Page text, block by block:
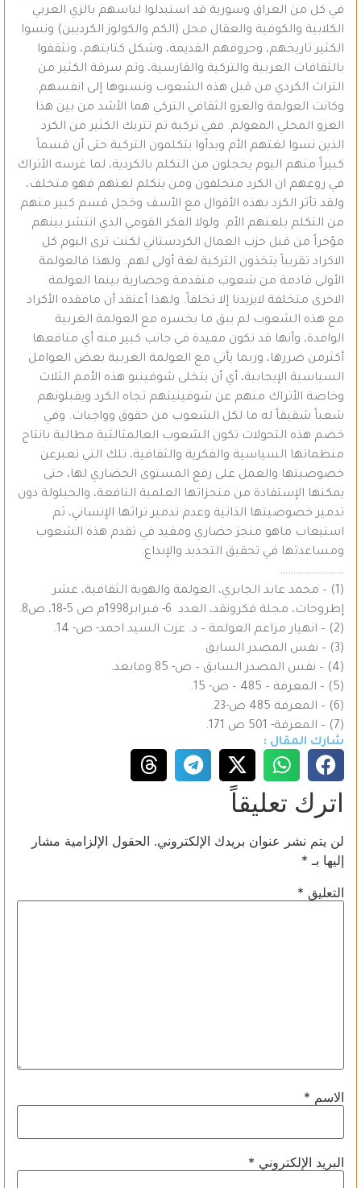
في كل من العراق وسورية قد استبدلوا لباسهم بالزي العربي
الكلابية والكوفية والعقال محل (الكم والكولوز الكرديين) ونسوا
الكثير تاريخهم، وحروفهم القديمة، وشكل كتابتهم، وتثقفوا
بالثقافات العربية والتركية والفارسية، وتم سرقة الكثير من
التراث الكردي من قبل هذه الشعوب ونسبوها إلى انفسهم.
وكانت العولمة والغزو الثقافي التركي هما الأشد من بين هذا
الغزو المحلي المعولم. ففي تركية تم تتريك الكثير من الكرد
الذين نسوا لغتهم الأم وبدأوا يتكلمون التركية حتى أن قسماً
كبيراً منهم اليوم يخجلون من التكلم بالكردية، لما غرسه الأتراك
في روعهم ان الكرد متخلفون ومن يتكلم لغتهم فهو متخلف،
ولقد تأثر الكرد بهذه الأقوال مع الأسف وخجل قسم كبير منهم
من التكلم بلغتهم الأم. ولولا الفكر القومي الذي انتشر بينهم
مؤخراً من قبل حزب العمال الكردستاني لكنت ترى اليوم كل
الاكراد تقريباً يتخذون التركية لغة أولى لهم. ولهذا فالعولمة
الأولى قادمة من شعوب متقدمة وحضارية بينما العولمة
الاخرى متخلفة لايزيدنا إلا تخلفاً. ولهذا أعتقد أن مافقده الأكراد
مع هذه الشعوب لم يبق ما يخسره مع العولمة الغربية
الوافدة، وأنها قد تكون مفيدة في جانب كبير منه أي منافعها
أكثرمن ضررها، وربما يأتي مع العولمة الغربية بعض العوامل
السياسية الإيجابية، أي أن يتخلى شوفينيو هذه الأمم الثلاث
وخاصة الأتراك منهم عن شوفينيتهم تجاه الكرد ويقبلونهم
شعباً شقيقاً له ما لكل الشعوب من حقوق وواجبات. وفي
خضم هذه التحولات تكون الشعوب العالمثالثية مطالبة بانتاج
منظماتها السياسية والفكرية والثقافية، تلك التي تعبرعن
خصوصيتها والعمل على رفع المستوى الحضاري لها، حتى
يمكنها الإستفادة من منجزاتها العلمية النافعة، والحيلولة دون
تدمير خصوصيتها الذاتية وعدم تدمير تراثها الإنساني، ثم
استيعاب ماهو منجز حضاري ومفيد في تقدم هذه الشعوب
ومساعدتها في تحقيق التجديد والإبداع.
……………………
(1) – محمد عابد الجابري، العولمة والهوية الثقافية، عشر
إطروحات، مجلة فكرونقد، العدد 6- فبرابر1998م ص 5-18، ص8.
(2) – انهيار مزاعم العولمة – د. عزت السيد احمد- ص- 14.
(3) – نفس المصدر السابق
(4) – نفس المصدر السابق – ص- 85 ومابعد.
(5) – المعرفة – 485 – ص- 15.
(6) – المعرفة 485 ص-23.
(7) – المعرفة- 501 ص 171.
شارك المقال :
اترك تعليقاً
لن يتم نشر عنوان بريدك الإلكتروني. الحقول الإلزامية مشار
إليها بـ *
التعليق *
الاسم *
البريد الإلكتروني *